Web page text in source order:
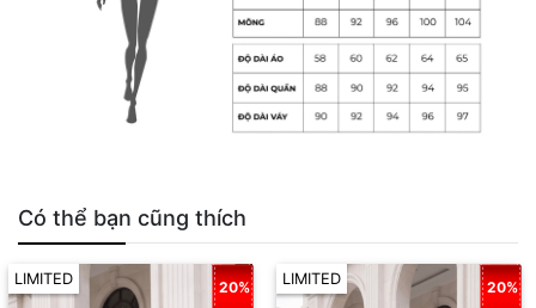
Có thể bạn cũng thích
LIMITED
20%
LIMITED
20%